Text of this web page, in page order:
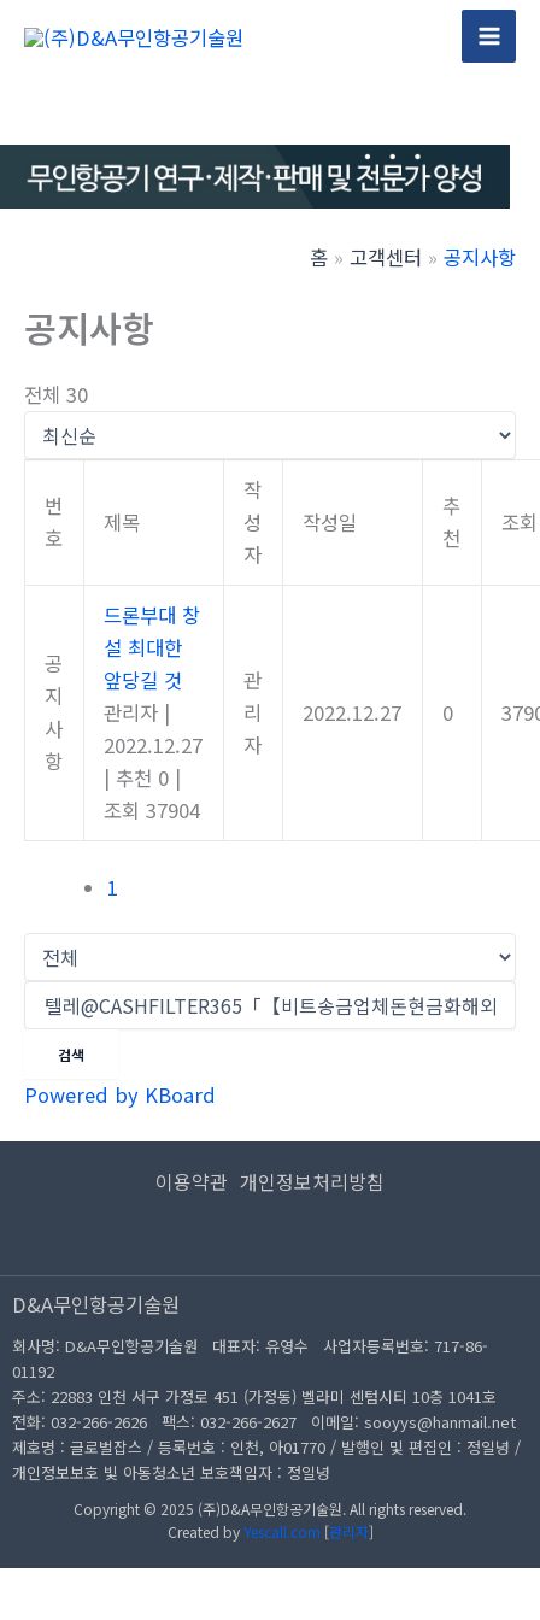
건
뛰
Main
홈 고객센터 공지사항
공지사항
전체 30
번
호
제목
작
성
자
작성일
추
천
조회
공
지
사
항
드론부대 창
설 최대한
앞당길 것
관리자 |
2022.12.27
| 추천 0 |
조회 37904
관
리
자
2022.12.27 0
1
검색
Powered by KBoard
이용약관 개인정보처리방침
D&A무인항공기술원
회사명: D&A무인항공기술원 대표자: 유영수 사업자등록번호: 717-86-
01192
주소: 22883 인천 서구 가정로 451 (가정동) 벨라미 센텀시티 10층 1041호
전화: 032-266-2626
팩스: 032-266-2627
이메일: sooyys@hanmail.net
제호명 : 글로벌잡스 / 등록번호 : 인천, 아01770 / 발행인 및 편집인 : 정일녕 /
개인정보보호 빛 아동청소년 보호책임자 : 정일녕
Copyright © 2025 (주)D&A무인항공기술원. All rights reserved.
Created byYescall.com [관리자]